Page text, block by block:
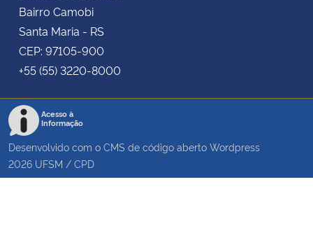
Bairro Camobi
Santa Maria - RS
CEP: 97105-900
+55 (55) 3220-8000
Acesso à
Informação
Desenvolvido com o CMS de código aberto Wordpress
2026 UFSM / CPD